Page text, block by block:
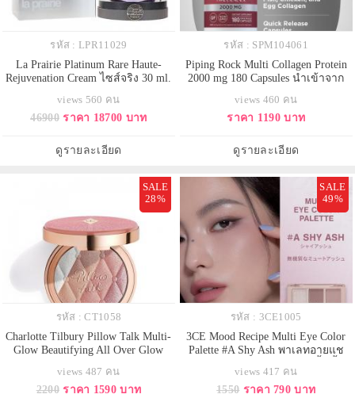
รหัส : LPR11029
La Prairie Platinum Rare Haute-
Rejuvenation Cream ไซส์จริง 30 ml.
สูตรปรับปรุงใหม่ ที่ได้ผสานสองส่วน
ประกอบสำคัญอย่าง Exclusive
Multi-Peptide เปปไทด์ 3 ชนิด ที่จะ
ช่วยฟื้นบำรุงผิว กระตุ้นการผลิตคอ
views 560 คน
46900 ราคา 18700 บาท
ดูรายละเอียด
รหัส : SPM104061
Piping Rock Multi Collagen Protein
2000 mg 180 Capsules นำเข้าจาก
วิตามินโปรตีนคอลลาเจนรวม 5
ไทป์Multi Collagen Type I, II, III, V,
เล็บให้แข็งแรงบํารุงรักษาผิว ผม เล็บ
ให้แข็งแรง และช่วยในการรอ
views 460 คน
ราคา 1190 บาท
ดูรายละเอียด
SALE
28%
รหัส : CT1058
Charlotte Tilbury Pillow Talk Multi-
Glow Beautifying All Over Glow
ไฮไลท์ชนิดเนื้อแป้งที่มีความเนียน
ละเอียดสูง สามารถสร้างมิติของแสง
views 487 คน
2200 ราคา 1590 บาท
SALE
49%
รหัส : 3CE1005
3CE Mood Recipe Multi Eye Color
Palette #A Shy Ash พาเลทอายแช
แมทและชิมเมอร์ เม็ดสีสวยคมชัด
เกลี่ยง่าย ติดทนนาน ช่วยแต่งแต้ม
views 417 คน
1550 ราคา 790 บาท